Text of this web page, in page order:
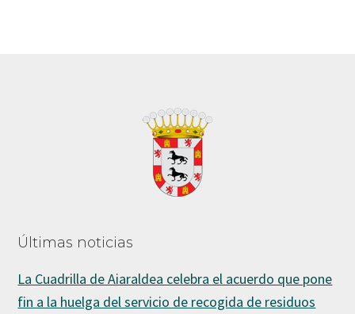
Últimas noticias
La Cuadrilla de Aiaraldea celebra el acuerdo que pone
fin a la huelga del servicio de recogida de residuos